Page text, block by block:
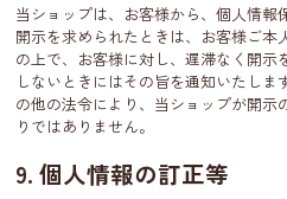
当ショップは、お客様から、個人情報
開示を求められたときは、お客様ご
の上で、お客様に対し、遅滞なく開示
しないときにはその旨を通知いたし
の他の法令により、当ショップが開示
りではありません。
9. 個人情報の訂正等